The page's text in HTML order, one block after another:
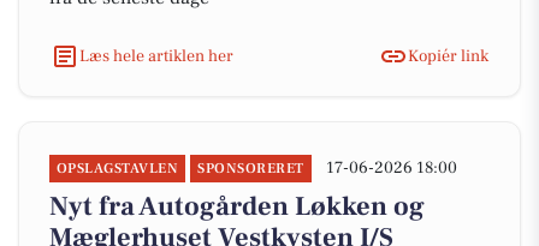
Læs hele artiklen her Kopiér link
OPSLAGSTAVLEN SPONSORERET 17-06-2026 18:00
Nyt fra Autogården Løkken og
Mæglerhuset Vestkysten I/S